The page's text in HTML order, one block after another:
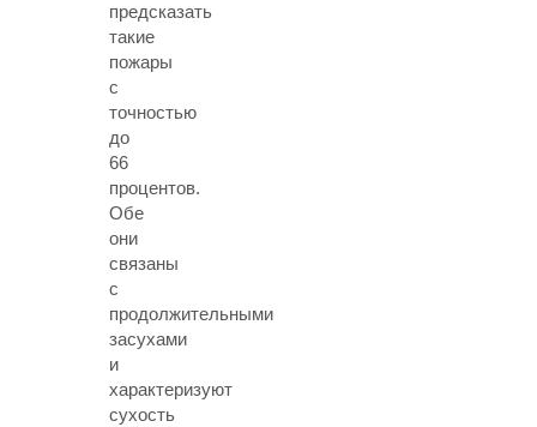
предсказать
такие
пожары
с
точностью
до
66
процентов.
Обе
они
связаны
с
продолжительными
засухами
и
характеризуют
сухость